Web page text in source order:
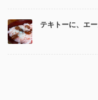
テキトーに、エー